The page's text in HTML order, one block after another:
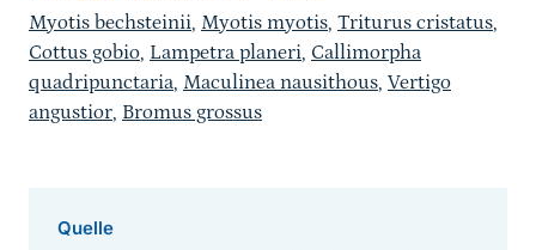
Myotis bechsteinii, Myotis myotis, Triturus cristatus,
Cottus gobio, Lampetra planeri, Callimorpha
quadripunctaria, Maculinea nausithous, Vertigo
angustior, Bromus grossus
Quelle